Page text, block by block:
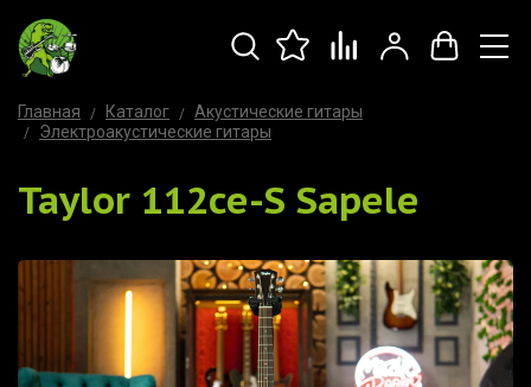
Главная Каталог
Акустические гитары
Электроакустические гитары
Taylor 112ce-S Sapele